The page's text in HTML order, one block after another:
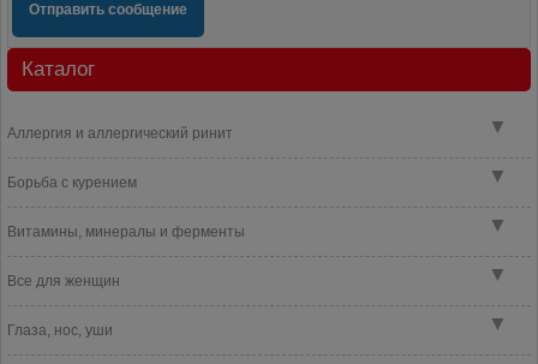
Отправить сообщение
Каталог
▼
Аллергия и аллергический ринит
▼
Борьба с курением
▼
Витамины, минералы и ферменты
▼
Все для женщин
▼
Глаза, нос, уши